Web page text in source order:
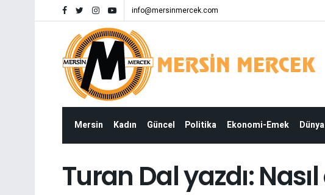
info@mersinmercek.com
Mersin Kadın Güncel Politika Ekonomi-Emek Dünya
Turan Dal yazdı: